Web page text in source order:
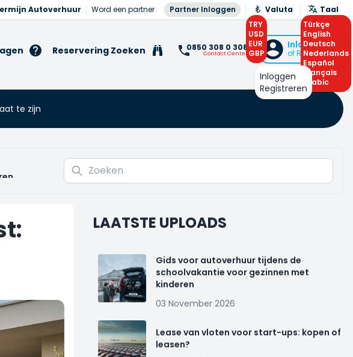
Autoverhuur Word een partner Partner Inloggen
Valuta
TRY
USD
EUR
GBP
Taal
Türkçe
English
Deutsch
Nederlands
Español
Français
Arabic
Reservering Zoeken 0850 308 0 308
Contact Center
Inloggen
of Registreren
Inloggen
Registreren
te zijn
LAATSTE UPLOADS
Gids voor autoverhuur tijdens de
schoolvakantie voor gezinnen met
kinderen
03 November 2026
Lease van vloten voor start-ups: kopen of
leasen?